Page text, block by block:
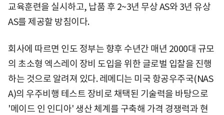
교육훈련을 실시하고, 납품 후 2~3년 무상 AS와 3년 유상
AS를 제공할 방침이다.
회사에 따르면 인도 정부는 향후 수년간 매년 2000대 규모
의 초소형 엑스레이 장비 도입을 위한 글로벌 입찰을 진행
하는 것으로 알려져 있다. 레메디는 미국 항공우주국(NAS
A)의 우주비행 테스트 장비로 채택된 기술력을 바탕으로
'메이드 인 인디아' 생산 체계를 구축해 가격 경쟁력과 현